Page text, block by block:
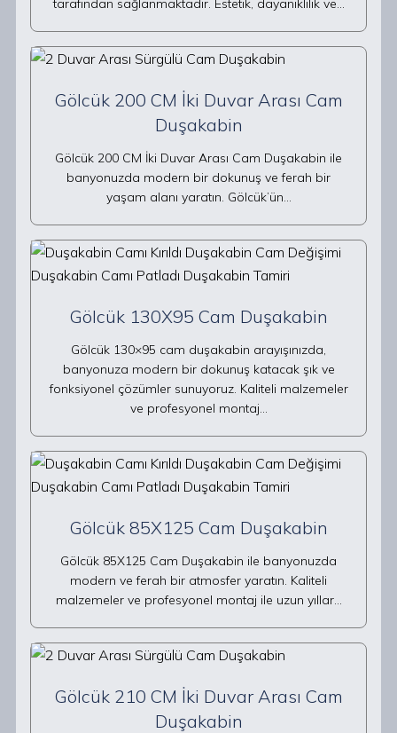
tarafından sağlanmaktadır. Estetik, dayanıklılık ve…
Gölcük 200 CM İki Duvar Arası Cam
Duşakabin
Gölcük 200 CM İki Duvar Arası Cam Duşakabin ile
banyonuzda modern bir dokunuş ve ferah bir
yaşam alanı yaratın. Gölcük’ün…
Gölcük 130X95 Cam Duşakabin
Gölcük 130×95 cam duşakabin arayışınızda,
banyonuza modern bir dokunuş katacak şık ve
fonksiyonel çözümler sunuyoruz. Kaliteli malzemeler
ve profesyonel montaj…
Gölcük 85X125 Cam Duşakabin
Gölcük 85X125 Cam Duşakabin ile banyonuzda
modern ve ferah bir atmosfer yaratın. Kaliteli
malzemeler ve profesyonel montaj ile uzun yıllar…
Gölcük 210 CM İki Duvar Arası Cam
Duşakabin